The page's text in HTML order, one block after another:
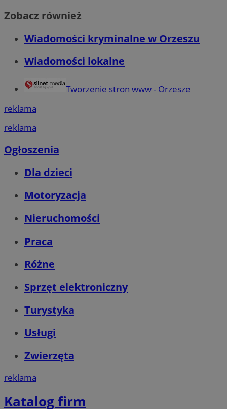
Zobacz również
Wiadomości kryminalne w Orzeszu
Wiadomości lokalne
Tworzenie stron www - Orzesze
reklama
reklama
Ogłoszenia
Dla dzieci
Motoryzacja
Nieruchomości
Praca
Różne
Sprzęt elektroniczny
Turystyka
Usługi
Zwierzęta
reklama
Katalog firm